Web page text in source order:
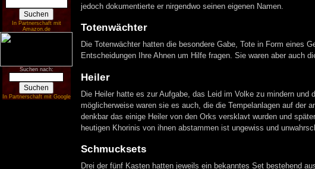
In Partnerschaft mit
Amazon.de
Suchen nach:
In Partnerschaft mit Google
jedoch dokumentierte er nirgendwo seinen eigenen Namen.
Totenwächter
Die Totenwächter hatten die besondere Gabe, Tote in Form eines
Entscheidungen Ihre Ahnen um Hilfe fragen. Sie waren aber auch
Heiler
Die Heiler hatte es zur Aufgabe, das Leid im Volke zu mindern
möglicherweise waren sie es auch, die die Tempelanlagen auf der
denkbar das einige Heiler von den Orks versklavt wurden und
heutigen Khorinis von ihnen abstammen ist ungewiss und
Schmucksets
Drei der fünf Kasten hatten jeweils ein bekanntes Set bestehend